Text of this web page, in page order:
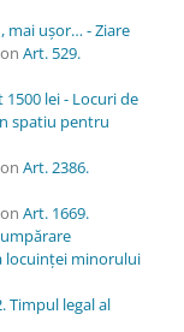
mai ușor… - Ziare
Art. 529.
lei - Locuri de
spatiu pentru
Art. 2386.
Art. 1669.
locuinței minorului
Timpul legal al